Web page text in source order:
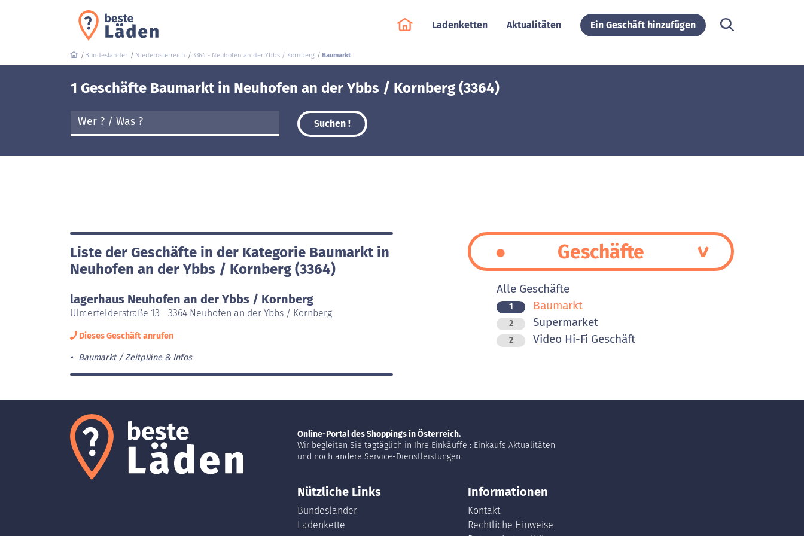
Ladenketten Aktualitäten Ein Geschäft hinzufügen
Bundesländer Niederösterreich 3364 - Neuhofen an der Ybbs / Kornberg Baumarkt
1 Geschäfte Baumarkt in Neuhofen an der Ybbs / Kornberg (3364)
Suchen !
Liste der Geschäfte in der Kategorie Baumarkt in
Neuhofen an der Ybbs / Kornberg (3364)
lagerhaus Neuhofen an der Ybbs / Kornberg
Ulmerfelderstraße 13 - 3364 Neuhofen an der Ybbs / Kornberg
Dieses Geschäft anrufen
Baumarkt Zeitpläne & Infos
Geschäfte
Alle Geschäfte
1 Baumarkt
2 Supermarket
2 Video Hi-Fi Geschäft
Online-Portal des Shoppings in Österreich.
Wir begleiten Sie tagtäglich in Ihre Einkäuffe : Einkaufs Aktualitäten
und noch andere Service-Dienstleistungen.
Nützliche Links
Bundesländer
Ladenkette
Informationen
Kontakt
Rechtliche Hinweise